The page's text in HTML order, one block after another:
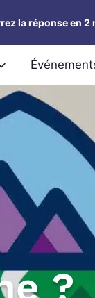
la réponse en 2
?